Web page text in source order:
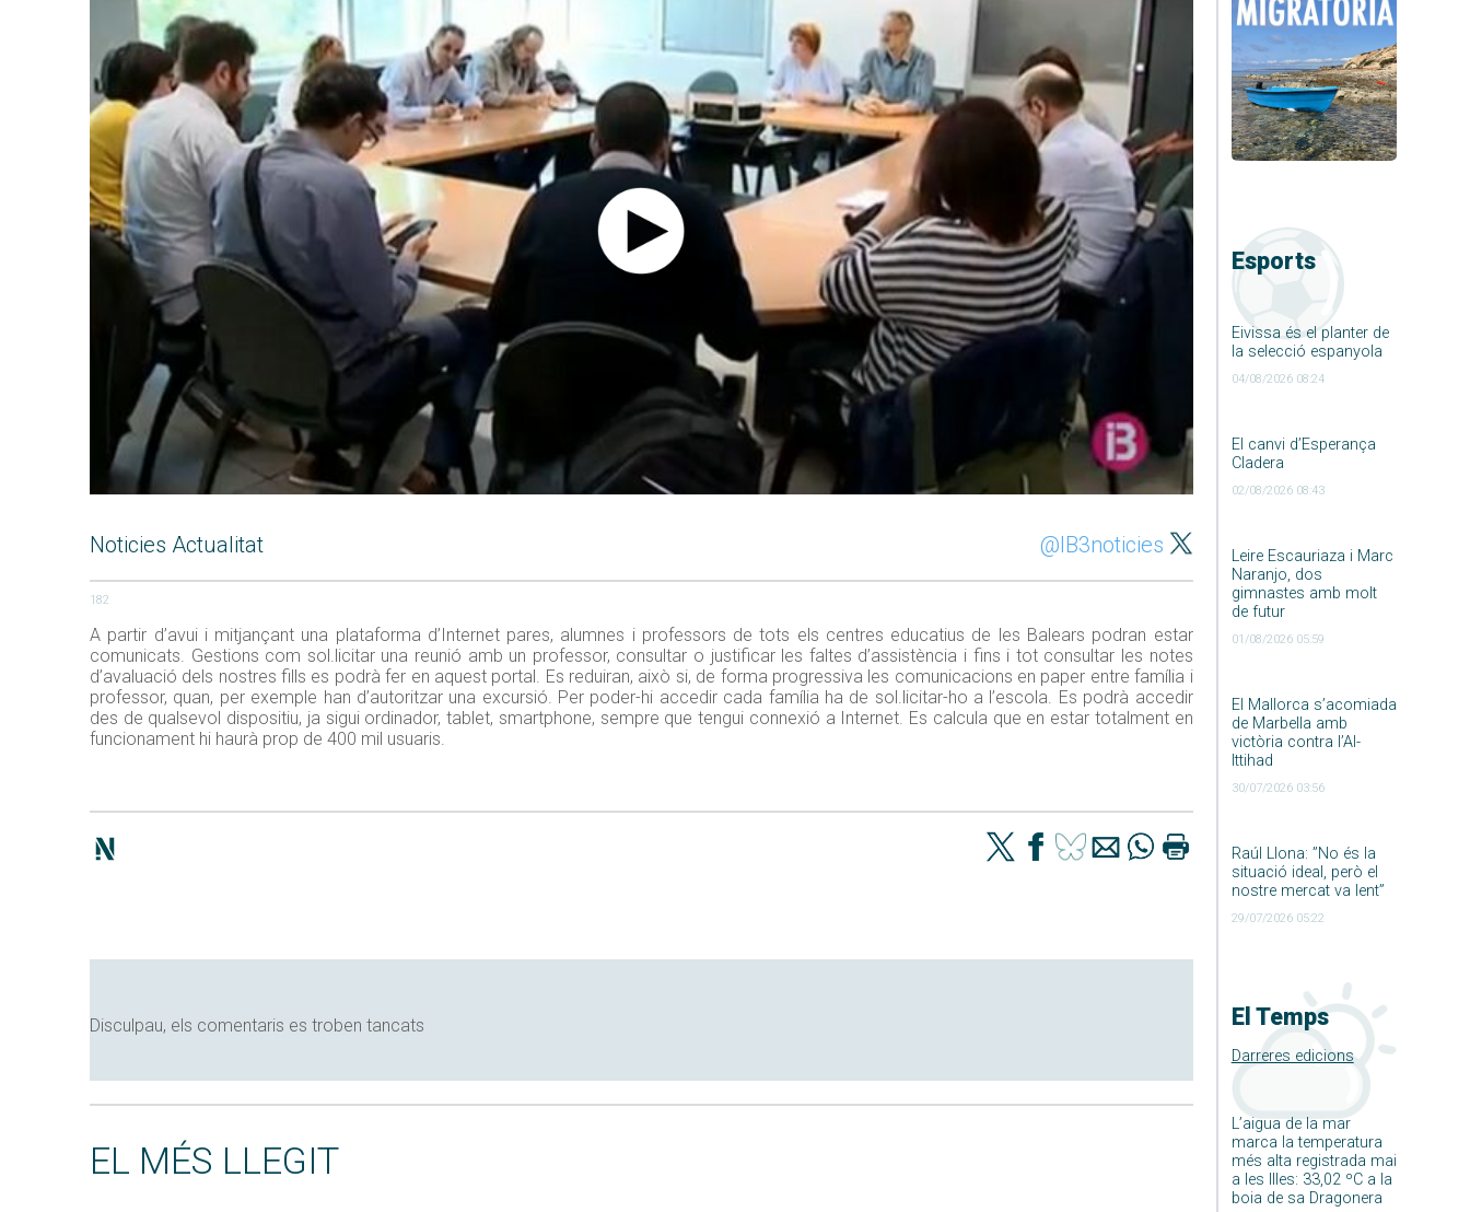
Esports
Eivissa és el planter de
la selecció espanyola
04/08/2026 08:24
El canvi d’Esperança
Cladera
02/08/2026 08:43
Leire Escauriaza i Marc
Naranjo, dos
gimnastes amb molt
de futur
01/08/2026 05:59
El Mallorca s’acomiada
de Marbella amb
victòria contra l’Al-
Ittihad
30/07/2026 03:56
Raúl Llona: ”No és la
situació ideal, però el
nostre mercat va lent”
29/07/2026 05:22
El Temps
Darreres edicions
L’aigua de la mar
marca la temperatura
més alta registrada mai
a les Illes: 33,02 ºC a la
boia de sa Dragonera
Noticies Actualitat @IB3noticies
182
A partir d’avui i mitjançant una plataforma d’Internet pares, alumnes i professors de tots els centres educatius de les Balears podran estar
comunicats. Gestions com sol.licitar una reunió amb un professor, consultar o justificar les faltes d’assistència i fins i tot consultar les notes
d’avaluació dels nostres fills es podrà fer en aquest portal. Es reduiran, això si, de forma progressiva les comunicacions en paper entre família i
professor, quan, per exemple han d’autoritzar una excursió. Per poder-hi accedir cada família ha de sol.licitar-ho a l’escola. Es podrà accedir
des de qualsevol dispositiu, ja sigui ordinador, tablet, smartphone, sempre que tengui connexió a Internet. Es calcula que en estar totalment en
funcionament hi haurà prop de 400 mil usuaris.
Disculpau, els comentaris es troben tancats
EL MÉS LLEGIT